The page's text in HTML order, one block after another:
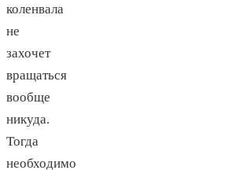
коленвала
не
захочет
вращаться
вообще
никуда.
Тогда
необходимо